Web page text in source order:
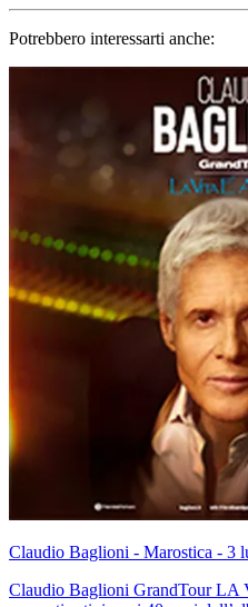
Potrebbero interessarti anche:
Claudio Baglioni - Marostica - 3
Claudio Baglioni GrandTour LA